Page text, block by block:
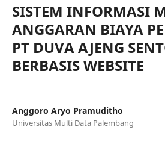
SISTEM INFORMASI
ANGGARAN BIAYA
PT DUVA AJENG
BERBASIS WEBSITE
Anggoro Aryo Pramuditho
Universitas Multi Data Palembang